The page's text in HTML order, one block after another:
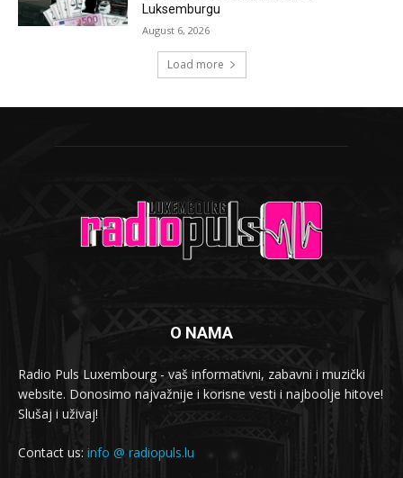
Luksemburgu
August 6, 2026
Load more
O NAMA
Radio Puls Luxembourg - vaš informativni, zabavni i muzički
website. Donosimo najvažnije i korisne vesti i najboolje hitove!
Slušaj i uživaj!
Contact us: info @ radiopuls.lu